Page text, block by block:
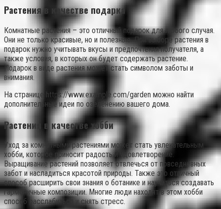
Растения в качестве подарка
Комнатные растения – это отличный подарок для любого случая.
Они не только красивые, но и полезные. При выборе растения в
подарок нужно учитывать вкусы и предпочтения получателя, а
также условия, в которых он будет содержать растение.
Подарок в виде растения может стать символом заботы и
внимания.
На странице https://www.example.com/garden можно найти
дополнительные идеи по озеленению вашего дома.
Растения в качестве хобби
Уход за комнатными растениями может стать увлекательным
хобби, которое приносит радость и удовлетворение.
Выращивание растений позволяет отвлечься от повседневных
забот и насладиться красотой природы. Также это отличный
способ расширить свои знания о ботанике и научиться создавать
гармоничные композиции. Многие люди находят в этом хобби
способ расслабиться и снять стресс.